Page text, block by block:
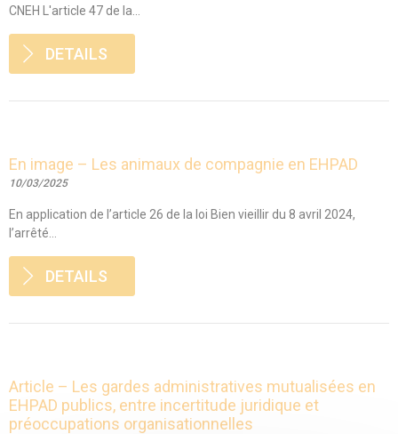
CNEH L'article 47 de la...
DETAILS
En image – Les animaux de compagnie en EHPAD
10/03/2025
En application de l’article 26 de la loi Bien vieillir du 8 avril 2024,
l’arrêté...
DETAILS
Article – Les gardes administratives mutualisées en
EHPAD publics, entre incertitude juridique et
préoccupations organisationnelles